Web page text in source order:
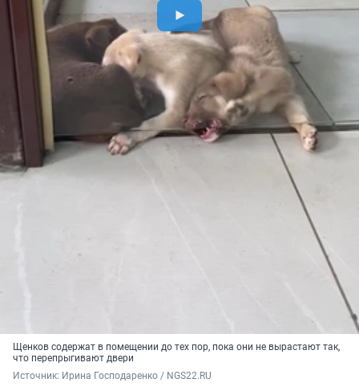
Щенков содержат в помещении до тех пор, пока они не вырастают так,
что перепрыгивают двери
Источник: Ирина Господаренко / NGS22.RU